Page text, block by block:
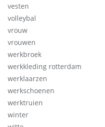
vesten
volleybal
vrouw
vrouwen
werkbroek
werkkleding rotterdam
werklaarzen
werkschoenen
werktruien
winter